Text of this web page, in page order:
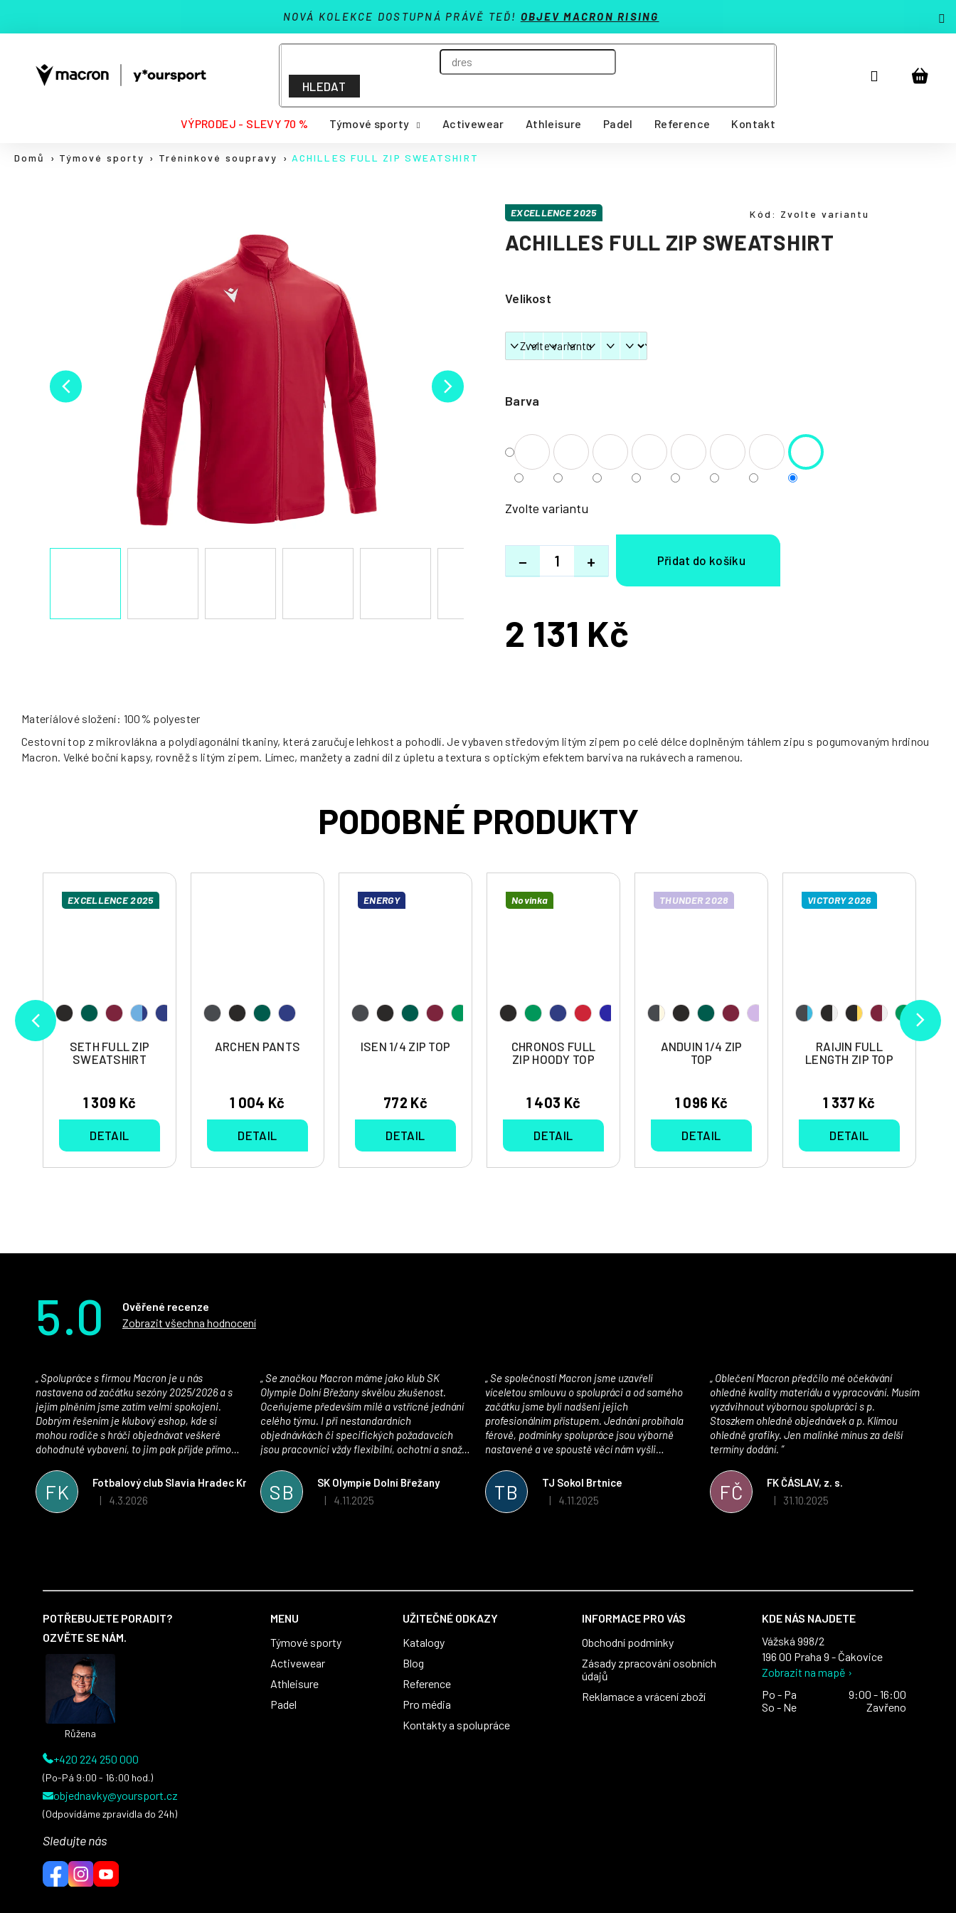
obsah
NOVÁ KOLEKCE DOSTUPNÁ PRÁVĚ TEĎ! OBJEV MACRON RISING
HLEDAT
Přihlášení
VÝPRODEJ - SLEVY 70 % Týmové sporty Activewear Athleisure Padel Reference Kontakt
Domů Týmové sporty Tréninkové soupravy ACHILLES FULL ZIP SWEATSHIRT
ACHILLES FULL ZIP SWEATSHIRT
Barva
Velikost
Zvolte variantu
+
−
EXCELLENCE 2025 Kód: Zvolte variantu
2 131 Kč
Měrná
Materiálové složení: 100% polyester
Cestovní top z mikrovlákna a polydiagonální tkaniny, která zaručuje lehkost a pohodlí. Je vybaven středovým litým zipem po celé délce doplněným táhlem zipu s pogumovaným hrdinou
Macron. Velké boční kapsy, rovněž s litým zipem. Límec, manžety a zadní díl z úpletu a textura s optickým efektem barviva na rukávech a ramenou.
EXCELLENCE 2025
SETH FULL ZIP
SWEATSHIRT
1 309 Kč
DETAIL
ARCHEN PANTS
1 004 Kč
DETAIL
ENERGY
ISEN 1/4 ZIP TOP
772 Kč
DETAIL
Novinka
CHRONOS FULL
ZIP HOODY TOP
1 403 Kč
DETAIL
THUNDER 2028
ANDUIN 1/4 ZIP
TOP
1 096 Kč
DETAIL
VICTORY 2026
RAIJIN FULL
LENGTH ZIP TOP
1 337 Kč
DETAIL
Zpět
obchodu
Zpět
obchodu
5.0
Ověřené recenze
Zobrazit všechna hodnocení
FK
Fotbalový club Slavia Hradec Králové z.s.
Hodnocení obchodu je 5 z 5 hvězdiček.
4.3.2026
nastavena od začátku sezóny 2025/2026 a s
jejím plněním jsme zatím velmi spokojeni.
Dobrým řešením je klubový eshop, kde si
mohou rodiče s hráči objednávat veškeré
dohodnuté vybavení, to jim pak přijde přímo
oblečením jsme spokojeni, stejně tak s
komunikací a snahou řešit všechny záležitosti
velmi rychle a ke spokojenosti obou stran.
SB
SK Olympie Dolní Břežany
Hodnocení obchodu je 5 z 5 hvězdiček.
4.11.2025
Olympie Dolní Břežany skvělou zkušenost.
Oceňujeme především milé a vstřícné jednání
celého týmu. I při nestandardních
objednávkách či specifických požadavcích
jsou pracovníci vždy flexibilní, ochotní a snaží
vynikající a plně odpovídá potřebám
sportovního klubu!
TB
TJ Sokol Brtnice
Hodnocení obchodu je 5 z 5 hvězdiček.
4.11.2025
víceletou smlouvu o spolupráci a od samého
začátku jsme byli nadšeni jejich
profesionálním přístupem. Jednání probíhala
férově, podmínky spolupráce jsou výborně
nastavené a ve spoustě věcí nám vyšli
velmi kvalitní a příjemné na nošení. Velmi
oceňujeme také vytvoření klubového e-shopu,
který je perfektně zpracovaný a výrazně nám
FČ
FK ČÁSLAV, z. s.
Hodnocení obchodu je 5 z 5 hvězdiček.
31.10.2025
ohledně kvality materiálu a vypracování. Musím
vyzdvihnout výbornou spolupráci s p.
Stoszkem ohledně objednávek a p. Klímou
ohledně grafiky. Jen malinké mínus za delší
termíny dodání.
POTŘEBUJETE PORADIT?
OZVĚTE SE NÁM.
Růžena
+420 224 250 000
(Po-Pá 9:00 - 16:00 hod.)
objednavky@yoursport.cz
(Odpovídáme zpravidla do 24h)
Sledujte nás
MENU
Týmové sporty
Activewear
Athleisure
Padel
UŽITEČNÉ ODKAZY
Katalogy
Blog
Reference
Pro média
Kontakty a spolupráce
INFORMACE PRO VÁS
Obchodní podmínky
Zásady zpracování osobních
údajů
Reklamace a vrácení zboží
KDE NÁS NAJDETE
Vážská 998/2
196 00 Praha 9 - Čakovice
Zobrazit na mapě ›
Po - Pa
9:00 - 16:00
So - Ne
Zavřeno